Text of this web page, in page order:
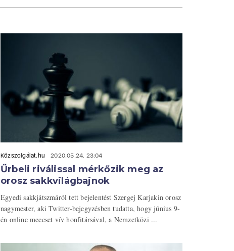
Közszolgálat.hu 2020.05.24. 23:04
Űrbeli riválissal mérkőzik meg az
orosz sakkvilágbajnok
Egyedi sakkjátszmáról tett bejelentést Szergej Karjakin orosz
nagymester, aki Twitter-bejegyzésben tudatta, hogy június 9-
én online meccset vív honfitársával, a Nemzetközi ...